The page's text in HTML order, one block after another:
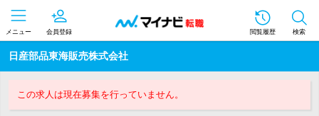
メニュー 会員登録 閲覧履歴 検索
日産部品東海販売株式会社
この求人は現在募集を行っていません。